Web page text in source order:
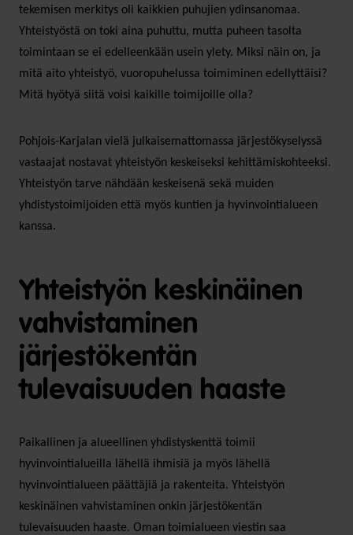
tekemisen merkitys oli kaikkien puhujien ydinsanomaa.
Yhteistyöstä on toki aina puhuttu, mutta puheen tasolta
toimintaan se ei edelleenkään usein ylety. Miksi näin on, ja
mitä aito yhteistyö, vuoropuhelussa toimiminen edellyttäisi?
Mitä hyötyä siitä voisi kaikille toimijoille olla?
Pohjois-Karjalan vielä julkaisemattomassa järjestökyselyssä
vastaajat nostavat yhteistyön keskeiseksi kehittämiskohteeksi.
Yhteistyön tarve nähdään keskeisenä sekä muiden
yhdistystoimijoiden että myös kuntien ja hyvinvointialueen
kanssa.
Yhteistyön keskinäinen
vahvistaminen
järjestökentän
tulevaisuuden haaste
Paikallinen ja alueellinen yhdistyskenttä toimii
hyvinvointialueilla lähellä ihmisiä ja myös lähellä
hyvinvointialueen päättäjiä ja rakenteita. Yhteistyön
keskinäinen vahvistaminen onkin järjestökentän
tulevaisuuden haaste. Oman toimialueen viestin saa